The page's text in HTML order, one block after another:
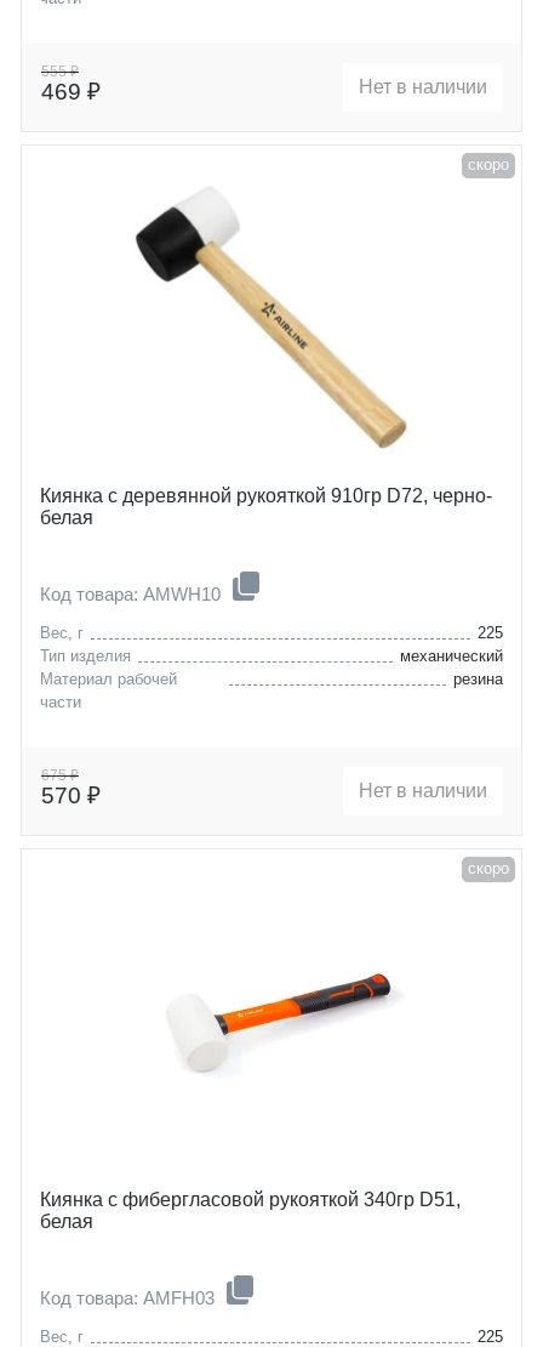
555 ₽
469 ₽ Нет в наличии
скоро
Киянка с деревянной рукояткой 910гр D72, черно-
белая
Код товара: AMWH10
Вес, г
225
Тип изделия
механический
Материал рабочей
части
резина
675 ₽
570 ₽ Нет в наличии
скоро
Киянка с фибергласовой рукояткой 340гр D51,
белая
Код товара: AMFH03
Вес, г
225